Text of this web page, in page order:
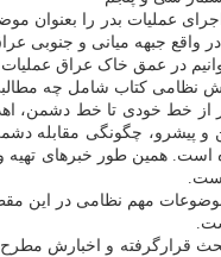
عملیات بدر را بعنوان
واقع جبهه میانی و جنوبی
در عمق خاک عراق
کتاب شامل چه مطالبی
از خط خودی تا خط
همین طور خبرهای
مهم نظامی در این
و اخبارش مطرح